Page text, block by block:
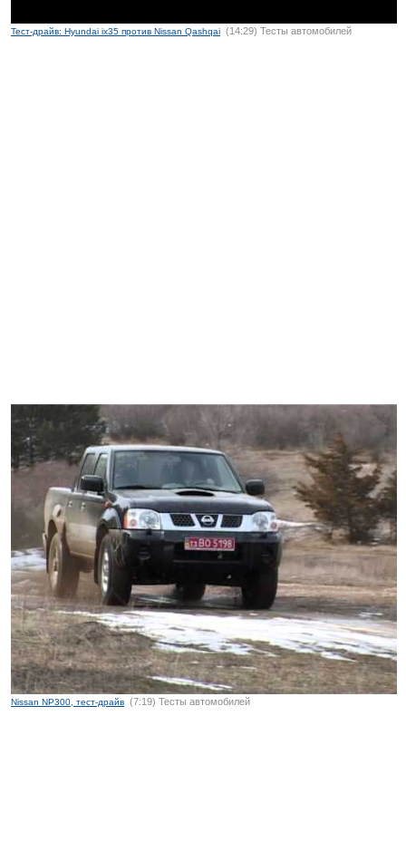
Тест-драйв: Hyundai ix35 против Nissan Qashqai (14:29) Тесты автомобилей
Nissan NP300, тест-драйв (7:19) Тесты автомобилей